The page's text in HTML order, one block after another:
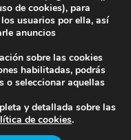
de cookies), para
usuarios por ella, así
anuncios
sobre las cookies
habilitadas, podrás
o seleccionar aquellas
y detallada sobre las
de cookies.